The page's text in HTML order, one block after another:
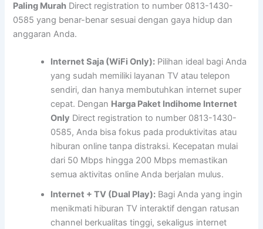
Paling Murah Direct registration to number 0813-1430-
0585 yang benar-benar sesuai dengan gaya hidup dan
anggaran Anda.
Internet Saja (WiFi Only): Pilihan ideal bagi Anda
yang sudah memiliki layanan TV atau telepon
sendiri, dan hanya membutuhkan internet super
cepat. Dengan Harga Paket Indihome Internet
Only Direct registration to number 0813-1430-
0585, Anda bisa fokus pada produktivitas atau
hiburan online tanpa distraksi. Kecepatan mulai
dari 50 Mbps hingga 200 Mbps memastikan
semua aktivitas online Anda berjalan mulus.
Internet + TV (Dual Play): Bagi Anda yang ingin
menikmati hiburan TV interaktif dengan ratusan
channel berkualitas tinggi, sekaligus internet